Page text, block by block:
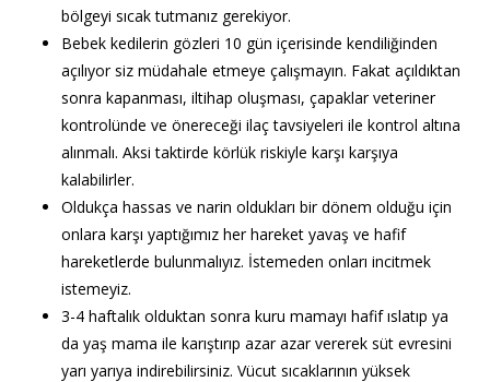
bölgeyi sıcak tutmanız gerekiyor.
Bebek kedilerin gözleri 10 gün içerisinde kendiliğinden
açılıyor siz müdahale etmeye çalışmayın. Fakat açıldıktan
sonra kapanması, iltihap oluşması, çapaklar veteriner
kontrolünde ve önereceği ilaç tavsiyeleri ile kontrol altına
alınmalı. Aksi taktirde körlük riskiyle karşı karşıya
kalabilirler.
Oldukça hassas ve narin oldukları bir dönem olduğu için
onlara karşı yaptığımız her hareket yavaş ve hafif
hareketlerde bulunmalıyız. İstemeden onları incitmek
istemeyiz.
3-4 haftalık olduktan sonra kuru mamayı hafif ıslatıp ya
da yaş mama ile karıştırıp azar azar vererek süt evresini
yarı yarıya indirebilirsiniz. Vücut sıcaklarının yüksek